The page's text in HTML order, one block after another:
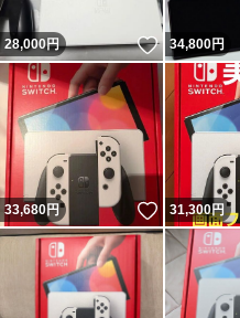
28,000円 いいね！
34,800円
33,680円 いいね！
31,300円